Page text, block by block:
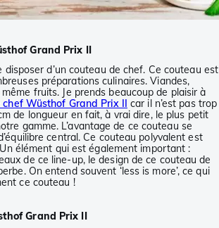
Grand Prix II
d’un couteau de chef. Ce couteau est
préparations culinaires. Viandes,
fruits. Je prends beaucoup de plaisir à
Wüsthof Grand Prix II car il n’est pas trop
de longueur en fait, à vrai dire, le plus petit
gamme. L’avantage de ce couteau se
central. Ce couteau polyvalent est
élément qui est également important :
de ce line-up, le design de ce couteau de
On entend souvent ‘less is more’, ce qui
ce couteau !
Grand Prix II